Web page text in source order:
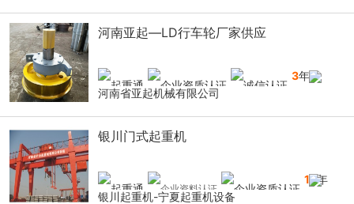
河南亚起—LD行车轮厂家供应
3年
河南省亚起机械有限公司
银川门式起重机
14年
银川起重机-宁夏起重机设备